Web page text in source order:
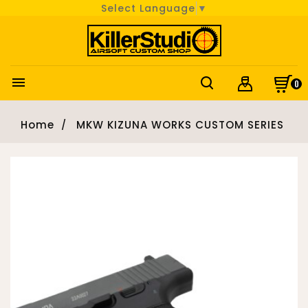
Select Language ▼
 0
Home MKW KIZUNA WORKS CUSTOM SERIES